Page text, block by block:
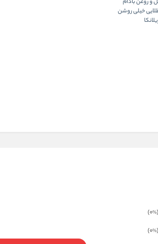
و روغن بادام
طلایی خیلی روشن
(0
%
)
(0
%
)